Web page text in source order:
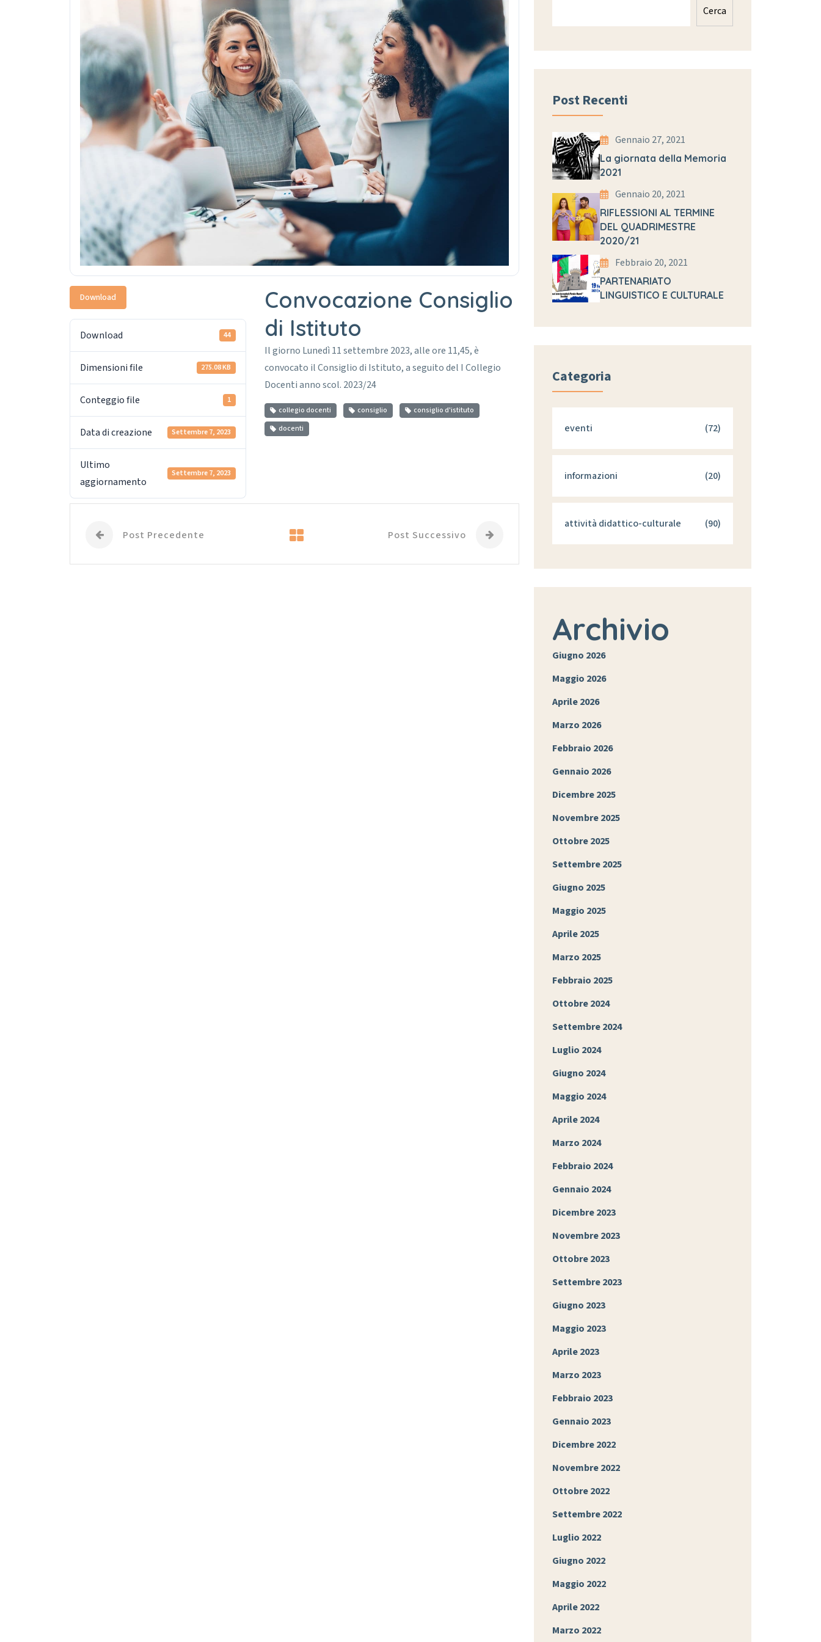
Download
Download 44
Dimensioni file 275.08 KB
Conteggio file 1
Data di creazione Settembre 7, 2023
Ultimo
aggiornamento
Settembre 7, 2023
Convocazione Consiglio
di Istituto
Il giorno Lunedì 11 settembre 2023, alle ore 11,45, è
convocato il Consiglio di Istituto, a seguito del I Collegio
Docenti anno scol. 2023/24
collegio docenti consiglio
consiglio d'istituto
docenti
Post Precedente Post Successivo
Cerca
Post Recenti
Gennaio 27, 2021
La giornata della Memoria
2021
Gennaio 20, 2021
RIFLESSIONI AL TERMINE
DEL QUADRIMESTRE
2020/21
Febbraio 20, 2021
PARTENARIATO
LINGUISTICO E CULTURALE
Categoria
eventi (72)
informazioni (20)
attività didattico-culturale (90)
Archivio
Giugno 2026
Maggio 2026
Aprile 2026
Marzo 2026
Febbraio 2026
Gennaio 2026
Dicembre 2025
Novembre 2025
Ottobre 2025
Settembre 2025
Giugno 2025
Maggio 2025
Aprile 2025
Marzo 2025
Febbraio 2025
Ottobre 2024
Settembre 2024
Luglio 2024
Giugno 2024
Maggio 2024
Aprile 2024
Marzo 2024
Febbraio 2024
Gennaio 2024
Dicembre 2023
Novembre 2023
Ottobre 2023
Settembre 2023
Giugno 2023
Maggio 2023
Aprile 2023
Marzo 2023
Febbraio 2023
Gennaio 2023
Dicembre 2022
Novembre 2022
Ottobre 2022
Settembre 2022
Luglio 2022
Giugno 2022
Maggio 2022
Aprile 2022
Marzo 2022